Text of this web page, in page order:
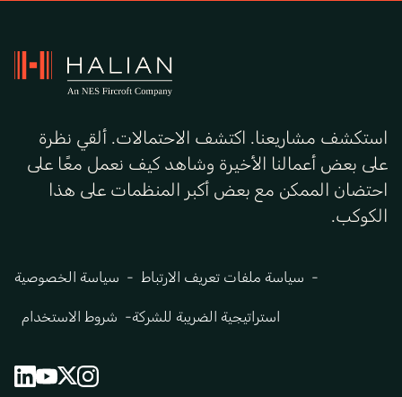
استكشف مشاريعنا. اكتشف الاحتمالات. ألقي نظرة
على بعض أعمالنا الأخيرة وشاهد كيف نعمل معًا على
احتضان الممكن مع بعض أكبر المنظمات على هذا
الكوكب.
سياسة الخصوصية سياسة ملفات تعريف الارتباط
شروط الاستخدام استراتيجية الضريبة للشركة